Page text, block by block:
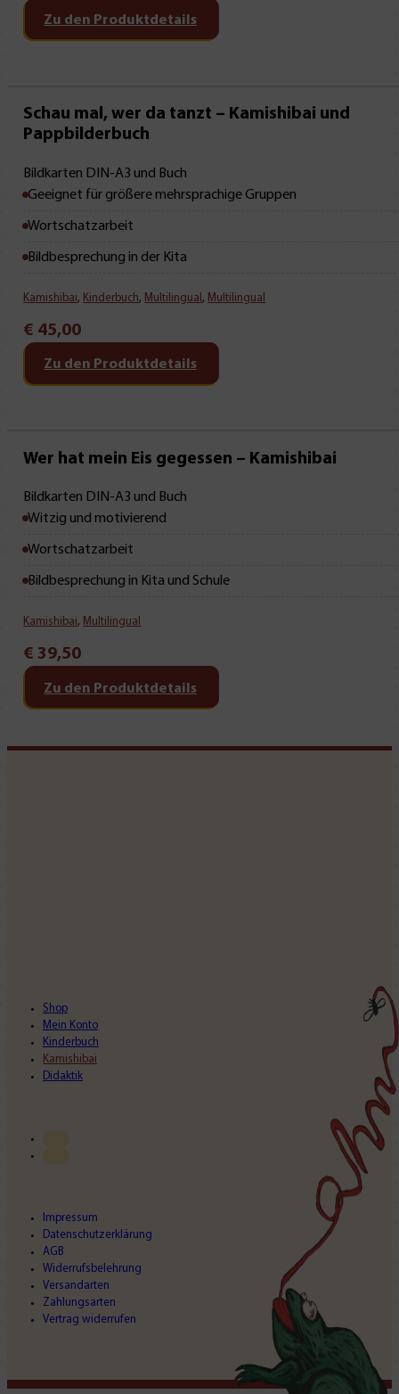
Zu den Produktdetails
Schau mal, wer da tanzt – Kamishibai und
Pappbilderbuch
Bildkarten DIN-A3 und Buch
Geeignet für größere mehrsprachige Gruppen
Wortschatzarbeit
Bildbesprechung in der Kita
Kamishibai, Kinderbuch, Multilingual , Multilingual
€ 45,00
Zu den Produktdetails
Wer hat mein Eis gegessen – Kamishibai
Bildkarten DIN-A3 und Buch
Witzig und motivierend
Wortschatzarbeit
Bildbesprechung in Kita und Schule
Kamishibai, Multilingual
€ 39,50
Zu den Produktdetails
Shop
Mein Konto
Kinderbuch
Kamishibai
Didaktik
Impressum
Datenschutzerklärung
AGB
Widerrufsbelehrung
Versandarten
Zahlungsarten
Vertrag widerrufen